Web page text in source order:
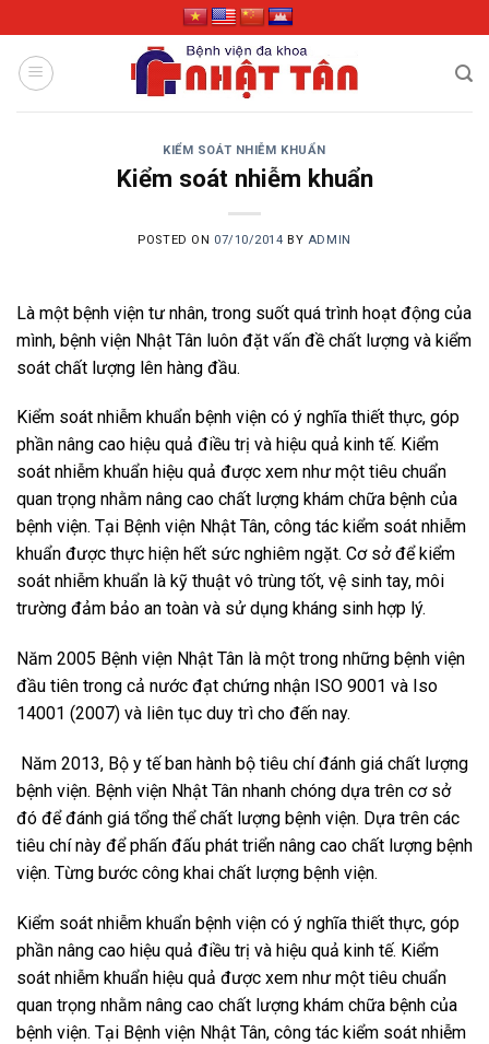
to
content
KIỂM SOÁT NHIỄM KHUẨN
Kiểm soát nhiễm khuẩn
POSTED ON 07/10/2014 BY ADMIN
Là một bệnh viện tư nhân, trong suốt quá trình hoạt động của
mình, bệnh viện Nhật Tân luôn đặt vấn đề chất lượng và kiểm
soát chất lượng lên hàng đầu.
Kiểm soát nhiễm khuẩn bệnh viện có ý nghĩa thiết thực, góp
phần nâng cao hiệu quả điều trị và hiệu quả kinh tế. Kiểm
soát nhiễm khuẩn hiệu quả được xem như một tiêu chuẩn
quan trọng nhằm nâng cao chất lượng khám chữa bệnh của
bệnh viện. Tại Bệnh viện Nhật Tân, công tác kiểm soát nhiễm
khuẩn được thực hiện hết sức nghiêm ngặt. Cơ sở để kiểm
soát nhiễm khuẩn là kỹ thuật vô trùng tốt, vệ sinh tay, môi
trường đảm bảo an toàn và sử dụng kháng sinh hợp lý.
Năm 2005 Bệnh viện Nhật Tân là một trong những bệnh viện
đầu tiên trong cả nước đạt chứng nhận ISO 9001 và Iso
14001 (2007) và liên tục duy trì cho đến nay.
Năm 2013, Bộ y tế ban hành bộ tiêu chí đánh giá chất lượng
bệnh viện. Bệnh viện Nhật Tân nhanh chóng dựa trên cơ sở
đó để đánh giá tổng thể chất lượng bệnh viện. Dựa trên các
tiêu chí này để phấn đấu phát triển nâng cao chất lượng bệnh
viện. Từng bước công khai chất lượng bệnh viện.
Kiểm soát nhiễm khuẩn bệnh viện có ý nghĩa thiết thực, góp
phần nâng cao hiệu quả điều trị và hiệu quả kinh tế. Kiểm
soát nhiễm khuẩn hiệu quả được xem như một tiêu chuẩn
quan trọng nhằm nâng cao chất lượng khám chữa bệnh của
bệnh viện. Tại Bệnh viện Nhật Tân, công tác kiểm soát nhiễm